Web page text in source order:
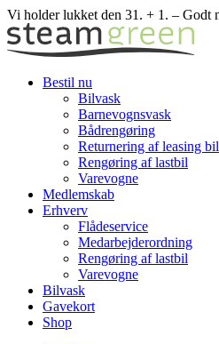
Skip
to
content
Vi holder lukket den 31. + 1. – Godt
Bestil nu
Bilvask
Barnevognsvask
Bådrengøring
Returnering af leasing
Rengøring af lastbil
Varevogne
Medlemskab
Erhverv
Flådeservice
Medarbejderordning
Rengøring af lastbil
Varevogne
Bilvask
Gavekort
Shop